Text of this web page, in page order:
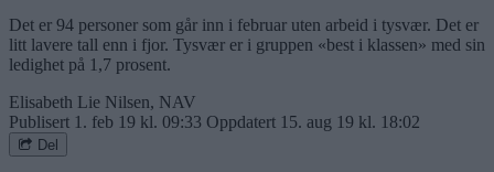
Det er 94 personer som går inn i februar uten arbeid i tysvær. Det er
litt lavere tall enn i fjor. Tysvær er i gruppen «best i klassen» med sin
ledighet på 1,7 prosent.
Elisabeth Lie Nilsen, NAV
Publisert 1. feb 19 kl. 09:33 Oppdatert 15. aug 19 kl. 18:02
Del